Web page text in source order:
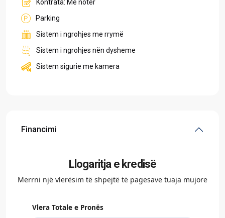
Kontrata: Me noter
Parking
Sistem i ngrohjes me rrymë
Sistem i ngrohjes nën dysheme
Sistem sigurie me kamera
Financimi
Llogaritja e kredisë
Merrni një vlerësim të shpejtë të pagesave tuaja mujore
Vlera Totale e Pronës